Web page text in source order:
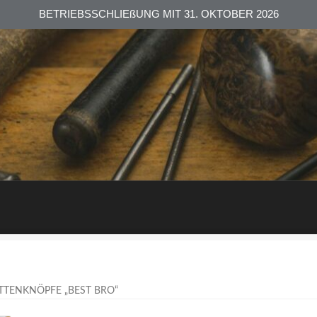
BETRIEBSSCHLIEßUNG MIT 31. OKTOBER 2026
„BEST BRO“